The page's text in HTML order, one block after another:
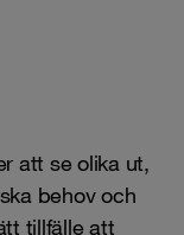
att se olika ut,
behov och
tillfälle att